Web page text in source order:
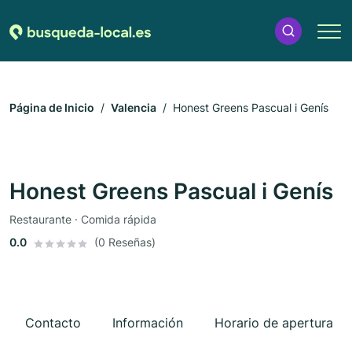
Página de Inicio Valencia Honest Greens Pascual i Genís
Honest Greens Pascual i Genís
Restaurante · Comida rápida
0.0
(0 Reseñas)
Contacto Información Horario de apertura